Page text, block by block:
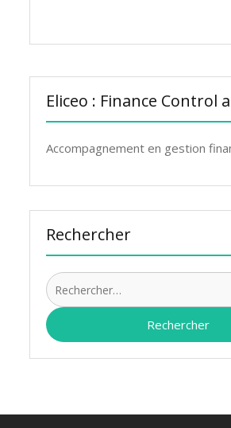
Eliceo : Finance Control
Accompagnement en gestion
Rechercher